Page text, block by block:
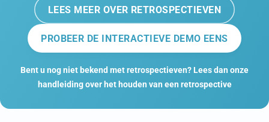
LEES MEER OVER RETROSPECTIEVEN
PROBEER DE INTERACTIEVE DEMO EENS
Bent u nog niet bekend met retrospectieven? Lees dan onze
handleiding over het houden van een retrospective